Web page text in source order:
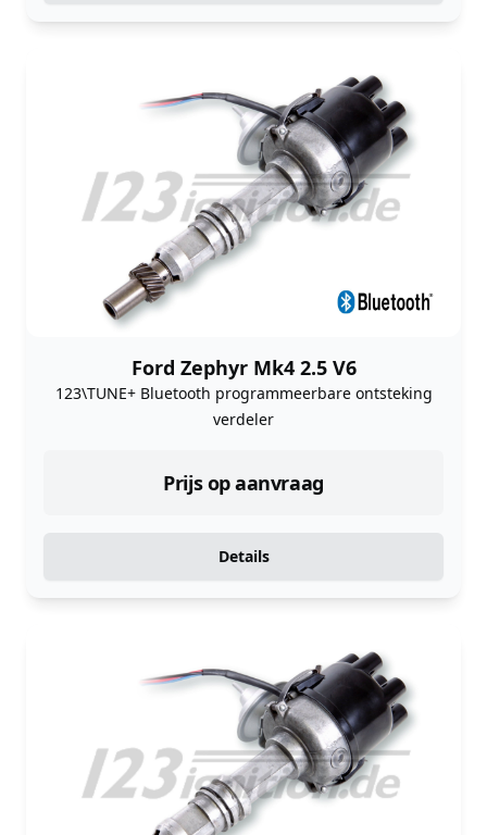
Ford Zephyr Mk4 2.5 V6
123\TUNE+ Bluetooth programmeerbare ontsteking
verdeler
Prijs op aanvraag
Details